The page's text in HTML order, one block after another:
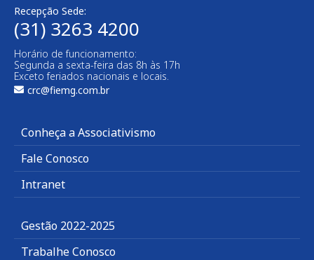
Recepção Sede:
(31) 3263 4200
Horário de funcionamento:
Segunda a sexta-feira das 8h às 17h
Exceto feriados nacionais e locais.
crc@fiemg.com.br
Conheça a Associativismo
Fale Conosco
Intranet
Gestão 2022-2025
Trabalhe Conosco